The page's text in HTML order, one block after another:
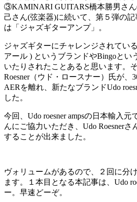
③KAMINARI GUITARS橋本勝男さ
己さん(弦楽器)に続いて、第５弾の
は「ジャズギターアンプ」。
ジャズギターにチャレンジされてい
アール ) というブランドやBingoとい
いたりされたことあると思います。
Roesner（ウド・ロースナー）氏が、
AERを離れ、新たなブランドUdo
した。
今回、Udo roesner ampsの日本輸入元
んにご協力いただき、Udo Roesner
することが出来ました。
ヴォリュームがあるので、２回に分
ます。１本目となる本記事は、Udo
ー。早速どーぞ。